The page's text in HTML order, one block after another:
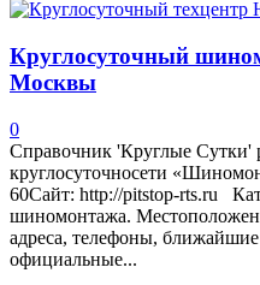
Круглосуточный
Москвы
0
Справочник 'Круглые
круглосуточносети
60Сайт: http://pitstop-rts.ru
шиномонтажа.
адреса, телефоны,
официальные...